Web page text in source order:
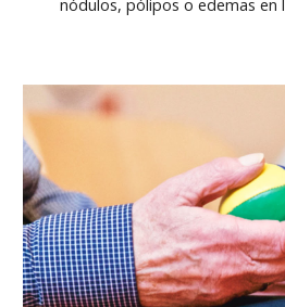
nódulos, pólipos o edemas en